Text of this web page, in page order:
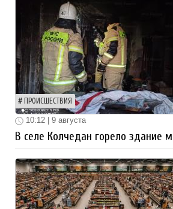
ПРОИСШЕСТВИЯ
10:12 | 9 августа
В селе Колчедан горело здание